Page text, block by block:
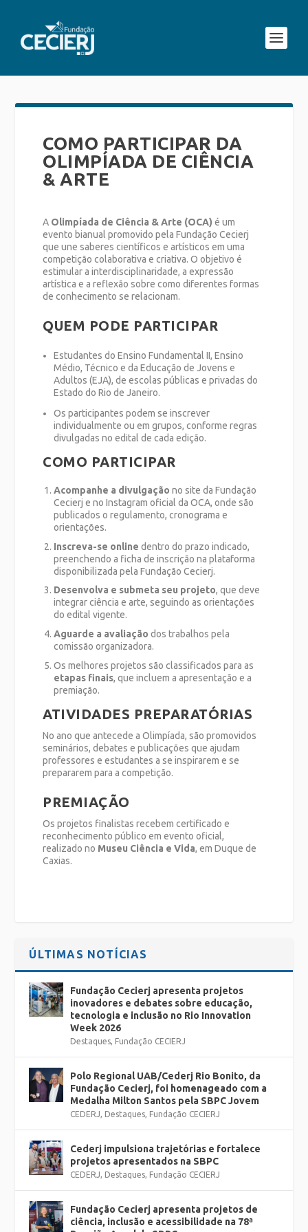
COMO PARTICIPAR DA
OLIMPÍADA DE CIÊNCIA
& ARTE
A Olimpíada de Ciência & Arte (OCA) é um
evento bianual promovido pela Fundação Cecierj
que une saberes científicos e artísticos em uma
competição colaborativa e criativa. O objetivo é
estimular a interdisciplinaridade, a expressão
artística e a reflexão sobre como diferentes formas
de conhecimento se relacionam.
QUEM PODE PARTICIPAR
Estudantes do Ensino Fundamental II, Ensino
Médio, Técnico e da Educação de Jovens e
Adultos (EJA), de escolas públicas e privadas do
Estado do Rio de Janeiro.
Os participantes podem se inscrever
individualmente ou em grupos, conforme regras
divulgadas no edital de cada edição.
COMO PARTICIPAR
Acompanhe a divulgação no site da Fundação
Cecierj e no Instagram oficial da OCA, onde são
publicados o regulamento, cronograma e
orientações.
Inscreva-se online dentro do prazo indicado,
preenchendo a ficha de inscrição na plataforma
disponibilizada pela Fundação Cecierj.
Desenvolva e submeta seu projeto, que deve
integrar ciência e arte, seguindo as orientações
do edital vigente.
Aguarde a avaliação dos trabalhos pela
comissão organizadora.
Os melhores projetos são classificados para as
etapas finais, que incluem a apresentação e a
premiação.
ATIVIDADES PREPARATÓRIAS
No ano que antecede a Olimpíada, são promovidos
seminários, debates e publicações que ajudam
professores e estudantes a se inspirarem e se
prepararem para a competição.
PREMIAÇÃO
Os projetos finalistas recebem certificado e
reconhecimento público em evento oficial,
realizado no Museu Ciência e Vida, em Duque de
Caxias.
ÚLTIMAS NOTÍCIAS
Fundação Cecierj apresenta projetos
inovadores e debates sobre educação,
tecnologia e inclusão no Rio Innovation
Week 2026
Destaques, Fundação CECIERJ
Polo Regional UAB/Cederj Rio Bonito, da
Fundação Cecierj, foi homenageado com a
Medalha Milton Santos pela SBPC Jovem
CEDERJ, Destaques, Fundação CECIERJ
Cederj impulsiona trajetórias e fortalece
projetos apresentados na SBPC
CEDERJ, Destaques, Fundação CECIERJ
Fundação Cecierj apresenta projetos de
ciência, inclusão e acessibilidade na 78ª